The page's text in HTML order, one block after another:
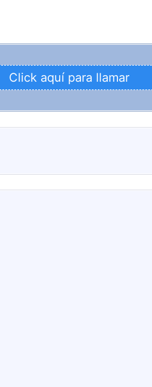
Click aquí para llamar